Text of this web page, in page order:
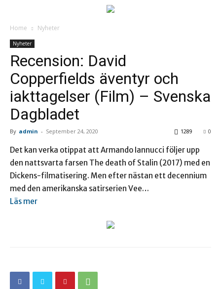
Home Nyheter
Nyheter
Recension: David
Copperfields äventyr och
iakttagelser (Film) – Svenska
Dagbladet
By admin - September 24, 2020 0
1289
Det kan verka otippat att Armando Iannucci följer upp
den nattsvarta farsen The death of Stalin (2017) med en
Dickens-filmatisering. Men efter nästan ett decennium
med den amerikanska satirserien Vee…
Läs mer